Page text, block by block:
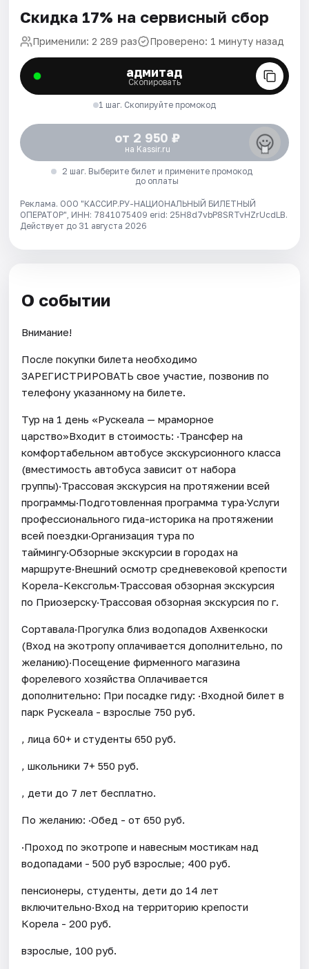
Скидка 17% на сервисный сбор
Применили: 2 289 раз Проверено: 1 минуту назад
адмитад
Скопировать
1 шаг. Скопируйте промокод
от 2 950 ₽
на Kassir.ru
2 шаг. Выберите билет и примените промокод
до оплаты
Реклама. ООО "КАССИР.РУ-НАЦИОНАЛЬНЫЙ БИЛЕТНЫЙ
ОПЕРАТОР", ИНН: 7841075409 erid: 25H8d7vbP8SRTvHZrUcdLB.
Действует до 31 августа 2026
О событии
Внимание!
После покупки билета необходимо
ЗАРЕГИСТРИРОВАТЬ свое участие, позвонив по
телефону указанному на билете.
Тур на 1 день «Рускеала — мраморное
царство»Входит в стоимость: ·Трансфер на
комфортабельном автобусе экскурсионного класса
(вместимость автобуса зависит от набора
группы)·Трассовая экскурсия на протяжении всей
программы·Подготовленная программа тура·Услуги
профессионального гида-историка на протяжении
всей поездки·Организация тура по
таймингу·Обзорные экскурсии в городах на
маршруте·Внешний осмотр средневековой крепости
Корела-Кексгольм·Трассовая обзорная экскурсия
по Приозерску·Трассовая обзорная экскурсия по г.
Сортавала·Прогулка близ водопадов Ахвенкоски
(Вход на экотропу оплачивается дополнительно, по
желанию)·Посещение фирменного магазина
форелевого хозяйства Оплачивается
дополнительно: При посадке гиду: ·Входной билет в
парк Рускеала - взрослые 750 руб.
, лица 60+ и студенты 650 руб.
, школьники 7+ 550 руб.
, дети до 7 лет бесплатно.
По желанию: ·Обед - от 650 руб.
·Проход по экотропе и навесным мостикам над
водопадами - 500 руб взрослые; 400 руб.
пенсионеры, студенты, дети до 14 лет
включительно·Вход на территорию крепости
Корела - 200 руб.
взрослые, 100 руб.